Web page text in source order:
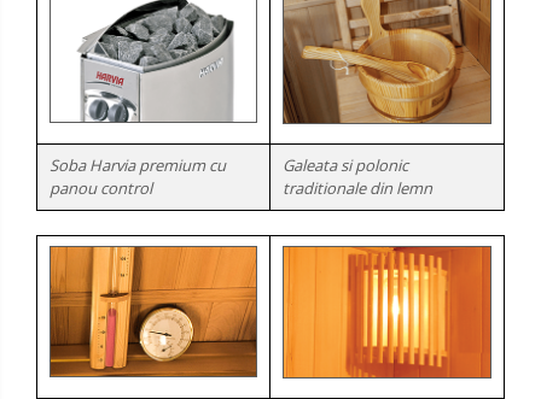
Soba Harvia premium cu
panou control
Galeata si polonic
traditionale din lemn